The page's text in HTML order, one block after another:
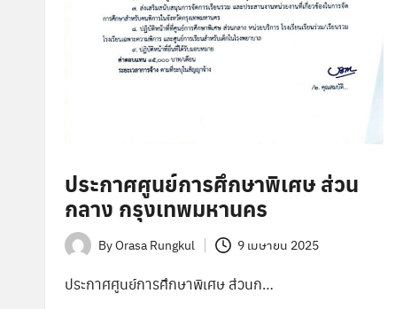
ประกาศศูนย์การศึกษาพิเศษ ส่วน
กลาง กรุงเทพมหานคร
Posted
by
ByOrasa Rungkul 9 เมษายน 2025
ประกาศศูนย์การศึกษาพิเศษ ส่วนก…